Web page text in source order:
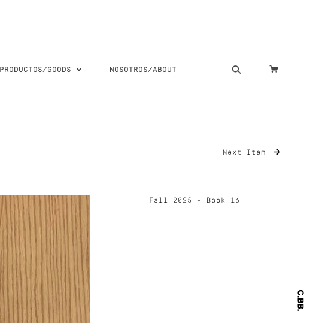
PRODUCTOS/GOODS NOSOTROS/ABOUT
Next Item
Fall 2025 - Book 16